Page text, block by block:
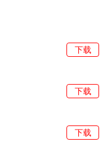
下载
下载
下载